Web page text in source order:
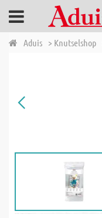
Aduis > Knutselshop